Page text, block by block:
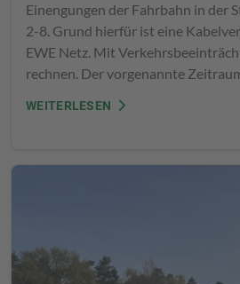
Einengungen der Fahrbahn in der
2-8. Grund hierfür ist eine
EWE Netz. Mit
rechnen. Der vorgenannte
WEITERLESEN